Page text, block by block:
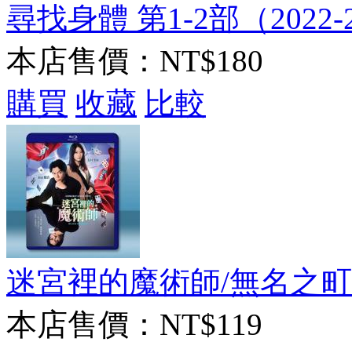
尋找身體 第1-2部（2022-
本店售價： NT$180
購買 收藏 比較
迷宮裡的魔術師/無名之
本店售價： NT$119